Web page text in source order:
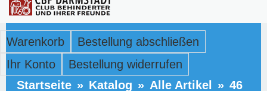
Warenkorb
Bestellung abschließen
Ihr Konto
Bestellung widerrufen
Startseite » Katalog » Alle Artikel » 46